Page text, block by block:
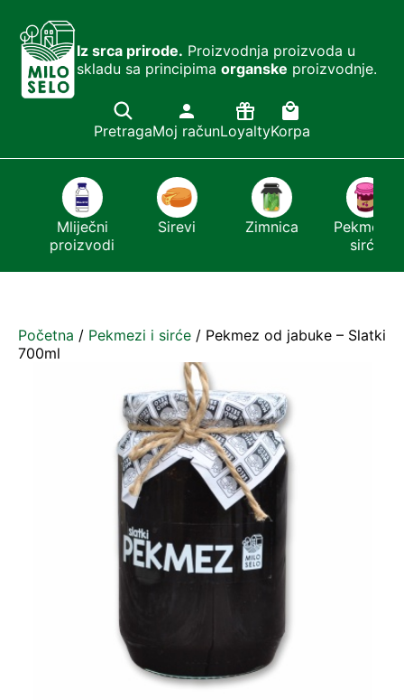
Iz srca prirode. Proizvodnja proizvoda u
skladu sa principima organske proizvodnje.
PretragaMoj računLoyaltyKorpa
Mliječni
proizvodi
Sirevi Zimnica
Pekmezi i
sirće
Početna / Pekmezi i sirće / Pekmez od jabuke – Slatki
700ml